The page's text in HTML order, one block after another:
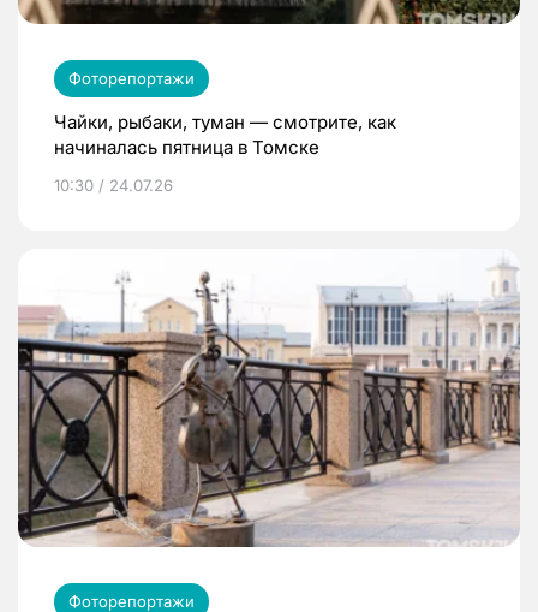
Фоторепортажи
Чайки, рыбаки, туман — смотрите, как
начиналась пятница в Томске
10:30 / 24.07.26
Фоторепортажи